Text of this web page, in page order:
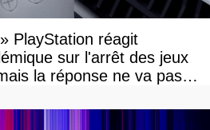
PlayStation réagit
sur l'arrêt des jeux
la réponse ne va pas